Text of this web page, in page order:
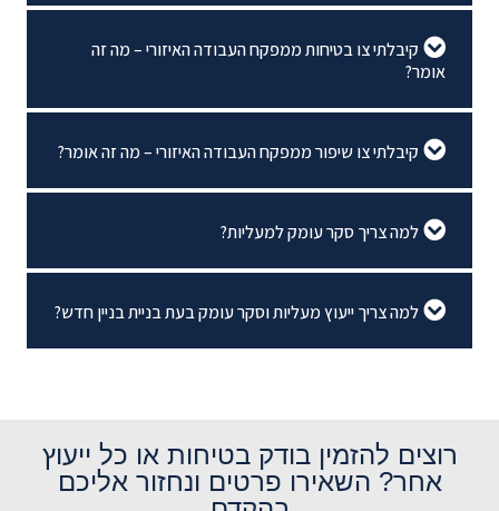
קיבלתי צו בטיחות ממפקח העבודה האיזורי – מה זה
אומר?
קיבלתי צו שיפור ממפקח העבודה האיזורי – מה זה אומר?
למה צריך סקר עומק למעליות?
למה צריך ייעוץ מעליות וסקר עומק בעת בניית בניין חדש?
רוצים להזמין בודק בטיחות או כל ייעוץ
אחר? השאירו פרטים ונחזור אליכם